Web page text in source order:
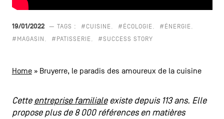
secondaire
MENTIONS LÉGALES
FacebookInstagramYoutubeLinkedIn
19/01/2022 — TAGS : #CUISINE #ÉCOLOGIE
#ÉNERGIE
#MAGASIN
#PATISSERIE #SUCCESS STORY
Home» Bruyerre, le paradis des amoureux de la cuisine
Cetteentreprise familialeexiste depuis 113 ans. Elle
propose plus de 8 000 références en matières